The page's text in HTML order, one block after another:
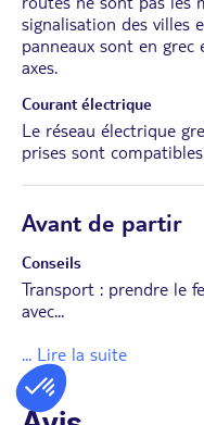
signalisation des villes
panneaux sont en
axes.
Courant électrique
Le réseau électrique
prises sont
Avant de partir
Conseils
Transport : prendre le
avec...
... Lire la suite